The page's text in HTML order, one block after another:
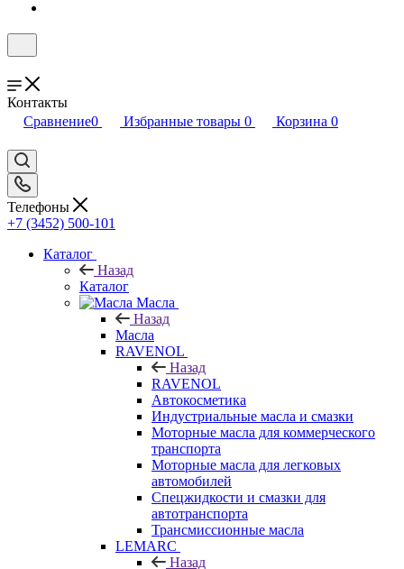
Контакты
Сравнение0 Избранные товары 0 Корзина 0
Телефоны
+7 (3452) 500-101
Каталог
Назад
Каталог
Масла
Назад
Масла
RAVENOL
Назад
RAVENOL
Автокосметика
Индустриальные масла и смазки
Моторные масла для коммерческого
транспорта
Моторные масла для легковых
автомобилей
Спецжидкости и смазки для
автотранспорта
Трансмиссионные масла
LEMARC
Назад